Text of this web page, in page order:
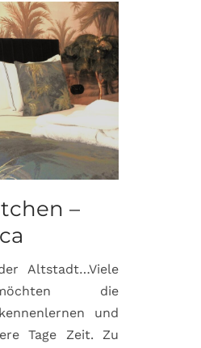
–
Altstadt…Viele
die
und
Tage Zeit. Zu